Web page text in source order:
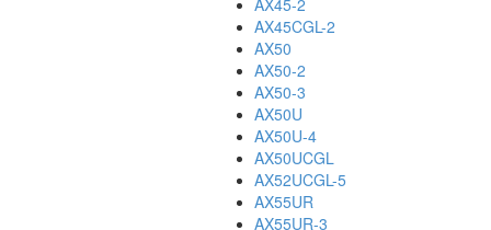
AX45-2
AX45CGL-2
AX50
AX50-2
AX50-3
AX50U
AX50U-4
AX50UCGL
AX52UCGL-5
AX55UR
AX55UR-3